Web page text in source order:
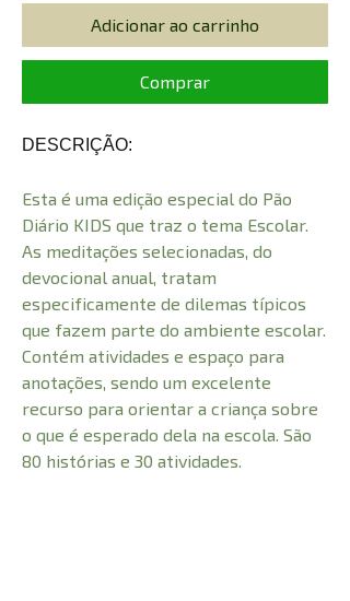
Adicionar ao carrinho
Comprar
DESCRIÇÃO:
Esta é uma edição especial do Pão
Diário KIDS que traz o tema Escolar.
As meditações selecionadas, do
devocional anual, tratam
especificamente de dilemas típicos
que fazem parte do ambiente escolar.
Contém atividades e espaço para
anotações, sendo um excelente
recurso para orientar a criança sobre
o que é esperado dela na escola. São
80 histórias e 30 atividades.